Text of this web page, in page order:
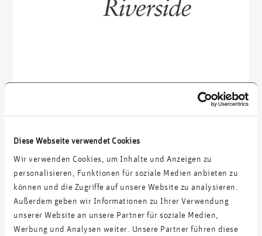
Diese Webseite verwendet Cookies
Wir verwenden Cookies, um Inhalte und Anzeigen zu
personalisieren, Funktionen für soziale Medien anbieten zu
können und die Zugriffe auf unsere Website zu analysieren.
Außerdem geben wir Informationen zu Ihrer Verwendung
unserer Website an unsere Partner für soziale Medien,
Werbung und Analysen weiter. Unsere Partner führen diese